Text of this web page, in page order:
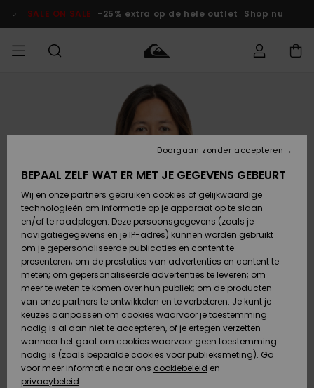
Productinformatie
SALE ON SALE -25% extra op de hele outlet Shop nu
Kleding
Accessoires
Schoenen &
Slippers
Surf /
Water
Snow
Nieuw
JONGENS
Kleding
Accessoires
Schoenen &
Slippers
Surf /
Water
Sneeuw
Nieuw
DAMES
Shop
Highlights
Snow
SURF
Heren Surf
Shop
Surf Shop
Highlights
Community
SNOW
Heren Snow
Shop
Snow Shop
Dames
Snow Shop
Highlights
Gemeenschap
SALE ON
SALE
HEREN
OUTLET
Kinderen
VROUW
OUTLET
Regio- En
Taalinstellingen
français
Nederlands
Toegang tot
mijn bestelling
Retouren
Betaling
Giftcard
Quiksilver
Freedom
Gegevensbescherming
BEPAAL ZELF WAT ER MET JE GEGEVENS GEBEURT
Wij en onze partners gebruiken cookies of gelijkwaardige
technologieën om informatie op je apparaat op te slaan
en/of te raadplegen. Deze persoonsgegevens (zoals je
navigatiegegevens en je IP-adres) kunnen worden gebruikt
om je gepersonaliseerde publicaties en content te
presenteren; om de prestaties van advertenties en content te
meten; om gepersonaliseerde advertenties te leveren; om
meer te weten te komen over hun publiek; om de producten
van onze partners te ontwikkelen en te verbeteren. Je kunt je
keuzes aanpassen om cookies waarvoor je toestemming
nodig is al dan niet te accepteren, of je ertegen verzetten
wanneer het gaat om cookies waarvoor geen toestemming
nodig is (zoals bepaalde cookies voor publieksmeting). Ga
voor meer informatie naar ons cookiebeleid en
privacybeleid
Doorgaan zonder accepteren